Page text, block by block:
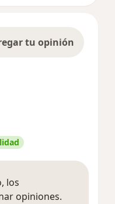
tu opinión
los
opiniones.